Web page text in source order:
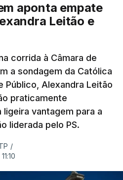
aponta empate
Leitão e
corrida à Câmara de
a sondagem da Católica
Público, Alexandra Leitão
praticamente
vantagem para a
liderada pelo PS.
/